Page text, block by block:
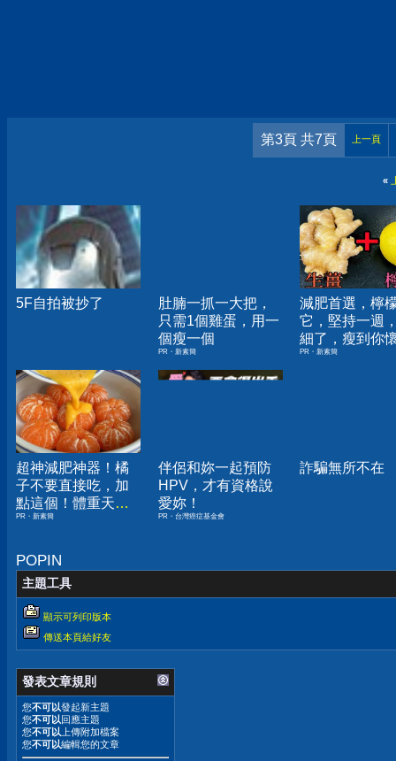
第3頁 共7頁 上一頁
«
5F自拍被抄了
肚腩一抓一大把，
只需1個雞蛋，用一
個瘦一個
PR・新素簡
減肥首選，檸
它，堅持一週
細了，瘦到你
人生
PR・新素簡
超神減肥神器！橘
子不要直接吃，加
點這個！體重天天
下降
PR・新素簡
伴侶和妳一起預防
HPV，才有資格說
愛妳！
PR・台灣癌症基金會
詐騙無所不在
POPIN
主題工具
顯示可列印版本
傳送本頁給好友
發表文章規則
您不可以發起新主題
您不可以 回應主題
您不可以 上傳附加檔案
您不可以編輯您的文章